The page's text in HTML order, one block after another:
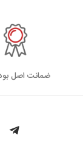
ضمانت اصل